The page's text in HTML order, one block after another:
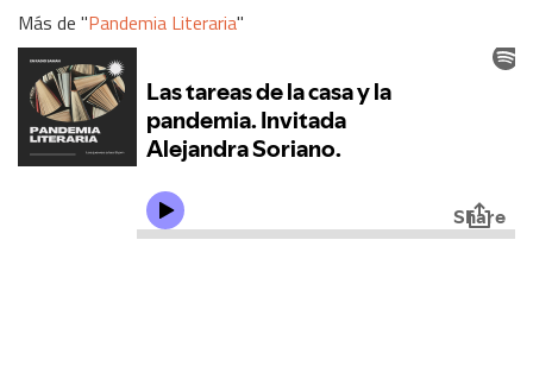
Más de "Pandemia Literaria"